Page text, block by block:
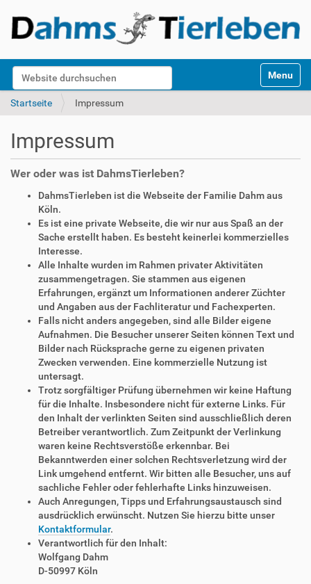
Website durchsuchen
k
Toggle
Startseite Impressum
Impressum
Wer oder was ist DahmsTierleben?
DahmsTierleben ist die Webseite der Familie Dahm aus
Köln.
Es ist eine private Webseite, die wir nur aus Spaß an der
Sache erstellt haben. Es besteht keinerlei kommerzielles
Interesse.
Alle Inhalte wurden im Rahmen privater Aktivitäten
zusammengetragen. Sie stammen aus eigenen
Erfahrungen, ergänzt um Informationen anderer Züchter
und Angaben aus der Fachliteratur und Fachexperten.
Falls nicht anders angegeben, sind alle Bilder eigene
Aufnahmen. Die Besucher unserer Seiten können Text und
Bilder nach Rücksprache gerne zu eigenen privaten
Zwecken verwenden. Eine kommerzielle Nutzung ist
untersagt.
Trotz sorgfältiger Prüfung übernehmen wir keine Haftung
für die Inhalte. Insbesondere nicht für externe Links. Für
den Inhalt der verlinkten Seiten sind ausschließlich deren
Betreiber verantwortlich. Zum Zeitpunkt der Verlinkung
waren keine Rechtsverstöße erkennbar. Bei
Bekanntwerden einer solchen Rechtsverletzung wird der
Link umgehend entfernt. Wir bitten alle Besucher, uns auf
sachliche Fehler oder fehlerhafte Links hinzuweisen.
Auch Anregungen, Tipps und Erfahrungsaustausch sind
ausdrücklich erwünscht. Nutzen Sie hierzu bitte unser
Kontaktformular.
Verantwortlich für den Inhalt:
Wolfgang Dahm
D-50997 Köln